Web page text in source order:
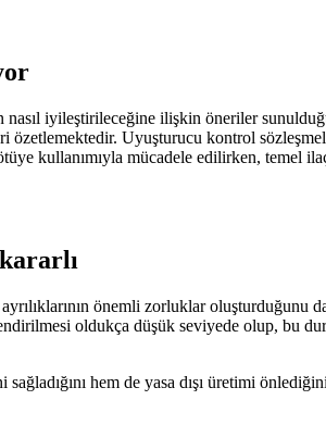
iyileştirileceğine ilişkin öneriler
Uyuşturucu kontrol
kullanımıyla mücadele edilirken, temel
önemli zorluklar
oldukça düşük seviyede olup, bu
hem de yasa dışı üretimi